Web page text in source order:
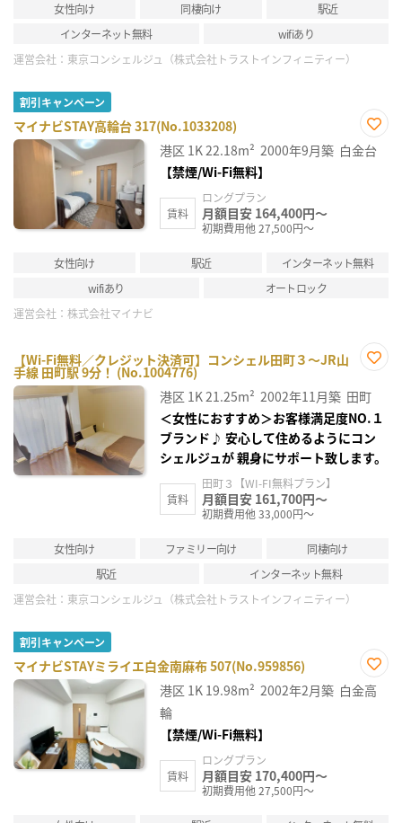
女性向け 同棲向け
駅近
インターネット無料
wifiあり
運営会社： 東京コンシェルジュ（株式会社トラストインフィニティー）
割引キャンペーン
マイナビSTAY高輪台 317(No.1033208)
お気
に入
港区 1K22.18m² 2000年9月築 白金台
【禁煙/Wi-Fi無料】
賃料
ロングプラン
月額目安 164,400円～
初期費用他 27,500円～
女性向け 駅近
インターネット無料
wifiあり
オートロック
運営会社： 株式会社マイナビ
【Wi-Fi無料／クレジット決済可】コンシェル田町３～JR山
手線 田町駅 9分！ (No.1004776)
に入
り登
録
港区 1K21.25m² 2002年11月築 田町
＜女性におすすめ＞お客様満足度NO.１
ブランド♪ 安心して住めるようにコン
シェルジュが 親身にサポート致します。
賃料
田町３【WI-FI無料プラン】
月額目安 161,700円～
初期費用他 33,000円～
女性向け ファミリー向け
同棲向け
駅近
インターネット無料
運営会社： 東京コンシェルジュ（株式会社トラストインフィニティー）
割引キャンペーン
マイナビSTAYミライエ白金南麻布 507(No.959856)
お気
に入
港区 1K 19.98m² 2002年2月築 白金高
輪
【禁煙/Wi-Fi無料】
賃料
ロングプラン
月額目安 170,400円～
初期費用他 27,500円～